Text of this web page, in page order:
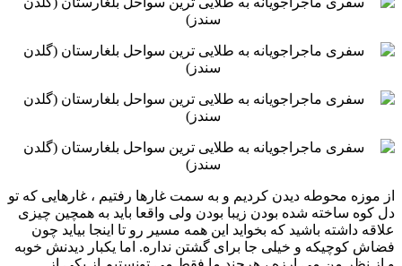
‏از موزه محوطه دیدن کردیم و به سمت غارها رفتیم ، غارهایی که تو
دل کوه ساخته شده بودن زیبا بودن ولی واقعا باید به ‏همچین چیزی
علاقه داشته باشید که بخواید این همه مسیر رو تا اینجا بیاید چون
فضاش کوچیکه و خیلی جا برای گشتن ‏نداره. اما یکبار دیدنش خوبه